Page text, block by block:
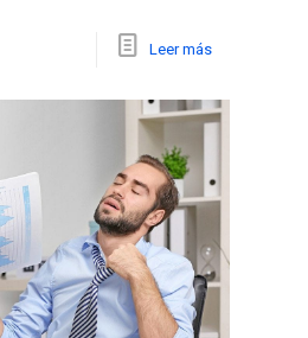
Leer más